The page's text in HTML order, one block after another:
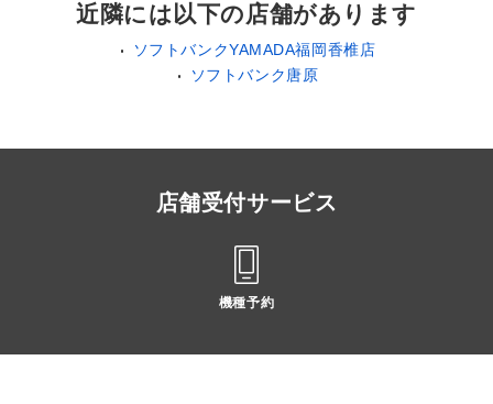
近隣には以下の店舗があります
ソフトバンクYAMADA福岡香椎店
ソフトバンク唐原
店舗受付サービス
機種予約